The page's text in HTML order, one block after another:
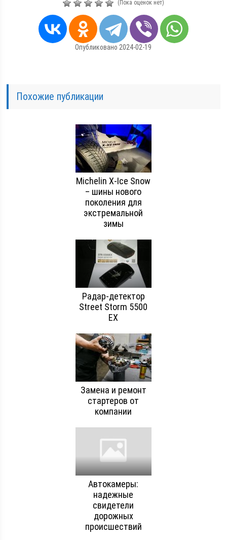
(Пока оценок нет)
Опубликовано 2024-02-19
Похожие публикации
Michelin X-Ice Snow
– шины нового
поколения для
экстремальной
зимы
Радар-детектор
Street Storm 5500
EX
Замена и ремонт
стартеров от
компании
Автокамеры:
надежные
свидетели
дорожных
происшествий